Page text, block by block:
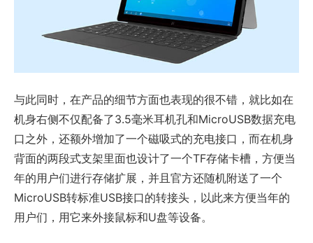
与此同时，在产品的细节方面也表现的很不错，就比如在
机身右侧不仅配备了3.5毫米耳机孔和MicroUSB数据充电
口之外，还额外增加了一个磁吸式的充电接口，而在机身
背面的两段式支架里面也设计了一个TF存储卡槽，方便当
年的用户们进行存储扩展，并且官方还随机附送了一个
MicroUSB转标准USB接口的转接头，以此来方便当年的
用户们，用它来外接鼠标和U盘等设备。